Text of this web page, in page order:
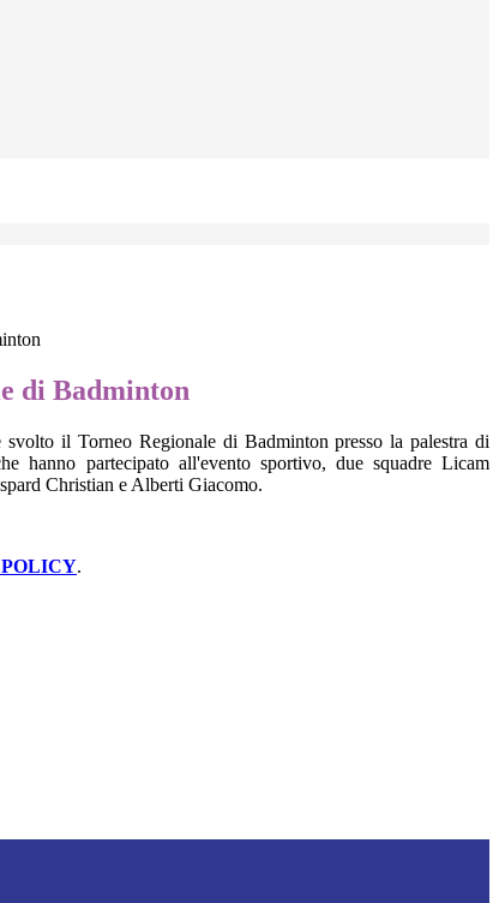
di Badminton
il Torneo Regionale di Badminton presso la palestra di
hanno partecipato all'evento sportivo, due squadre Licam
Christian e Alberti Giacomo.
.